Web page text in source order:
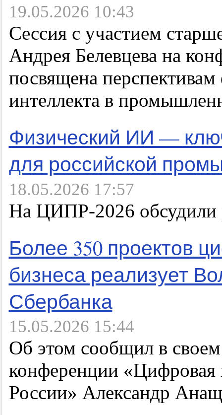
19.05.2026 10:43
Сессия с участием
Андрея Белевцева на
посвящена перспективам
интеллекта в
Физический ИИ —
для российской
18.05.2026 17:57
На ЦИПР-2026 обсудили
Более 350 проектов
бизнеса реализует
Сбербанка
15.05.2026 15:44
Об этом сообщил в
конференции
России» Александр